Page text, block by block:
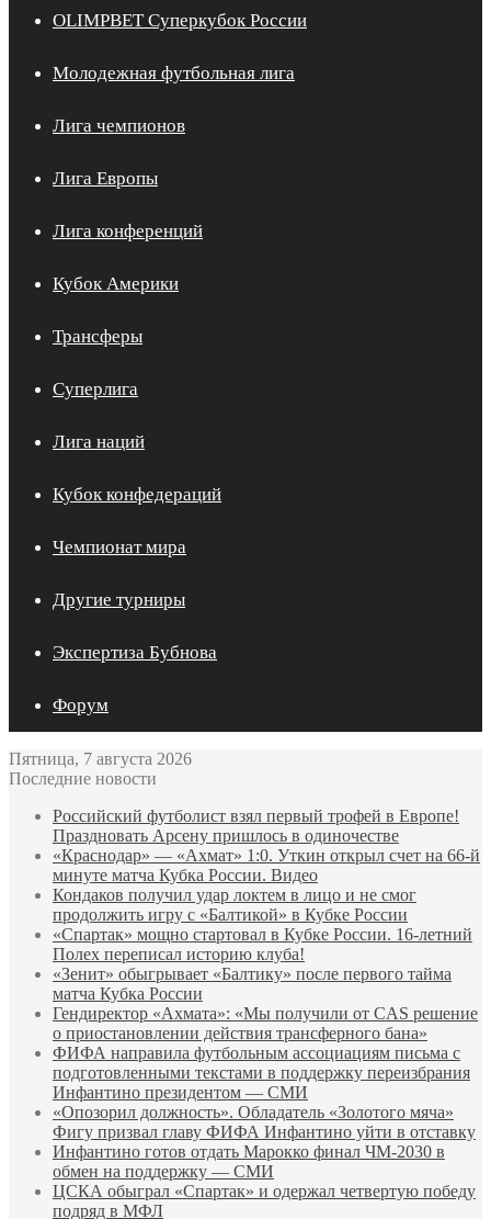
OLIMPBET Суперкубок России
Молодежная футбольная лига
Лига чемпионов
Лига Европы
Лига конференций
Кубок Америки
Трансферы
Суперлига
Лига наций
Кубок конфедераций
Чемпионат мира
Другие турниры
Экспертиза Бубнова
Форум
Пятница, 7 августа 2026
Последние новости
Российский футболист взял первый трофей в Европе!
Праздновать Арсену пришлось в одиночестве
«Краснодар» — «Ахмат» 1:0. Уткин открыл счет на 66‑й
минуте матча Кубка России. Видео
Кондаков получил удар локтем в лицо и не смог
продолжить игру с «Балтикой» в Кубке России
«Спартак» мощно стартовал в Кубке России. 16-летний
Полех переписал историю клуба!
«Зенит» обыгрывает «Балтику» после первого тайма
матча Кубка России
Гендиректор «Ахмата»: «Мы получили от CAS решение
о приостановлении действия трансферного бана»
ФИФА направила футбольным ассоциациям письма с
подготовленными текстами в поддержку переизбрания
Инфантино президентом — СМИ
«Опозорил должность». Обладатель «Золотого мяча»
Фигу призвал главу ФИФА Инфантино уйти в отставку
Инфантино готов отдать Марокко финал ЧМ‑2030 в
обмен на поддержку — СМИ
ЦСКА обыграл «Спартак» и одержал четвертую победу
подряд в МФЛ